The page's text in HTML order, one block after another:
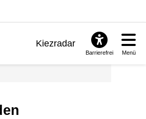
Kiezradar
Barrierefrei Menü